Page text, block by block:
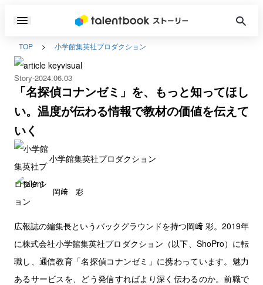
TOP 小学館集英社プロダクション
Story 2024.06.03
「名探偵コナンゼミ」を、もっと知ってほし
い。温度が伝わる情報で教材の価値を伝えて
いく
小学館集英社プロダクション
岡﨑 彩
広報誌の編集長というバックグラウンドを持つ岡﨑 彩。2019年
に株式会社小学館集英社プロダクション（以下、ShoPro）に転
職し、通信教育「名探偵コナンゼミ」に携わっています。魅力
あるサービスを、どう発信すればより深く伝わるのか。前職で